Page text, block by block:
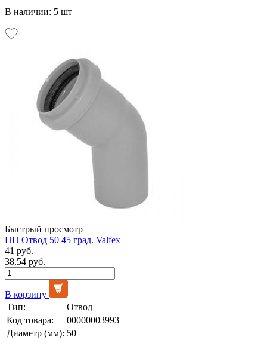
В наличии: 5 шт
Быстрый просмотр
ПП Отвод 50 45 град. Valfex
41 руб.
38.54 руб.
В корзину
Тип:
Отвод
Код товара:
00000003993
Диаметр (мм): 50